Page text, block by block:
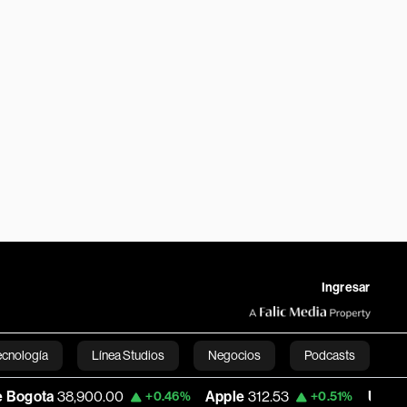
Ingresar
Línea Studios Negocios Podcasts
English+0.46% Apple 312.53 +0.51% USD COP